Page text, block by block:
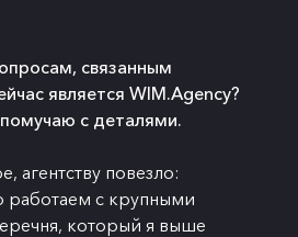
связанным
является WIM.Agency?
с деталями.
агентству повезло:
работаем с крупными
который я выше